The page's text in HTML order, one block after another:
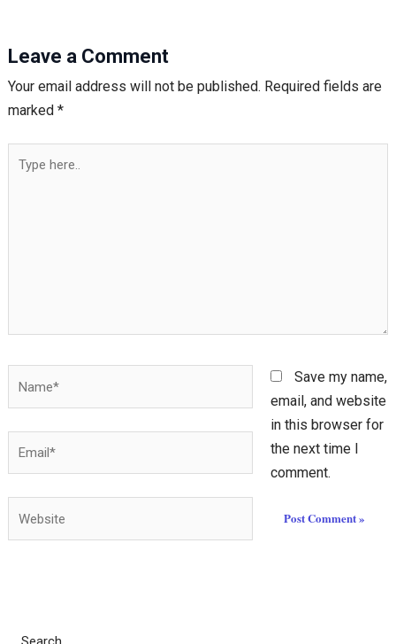
Leave a Comment
Your email address will not be published. Required fields are
marked *
Save my name,
email, and website
in this browser for
the next time I
comment.